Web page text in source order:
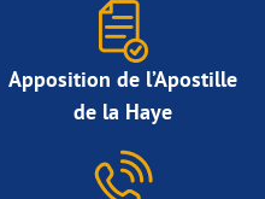
Apposition de l’Apostille
de la Haye